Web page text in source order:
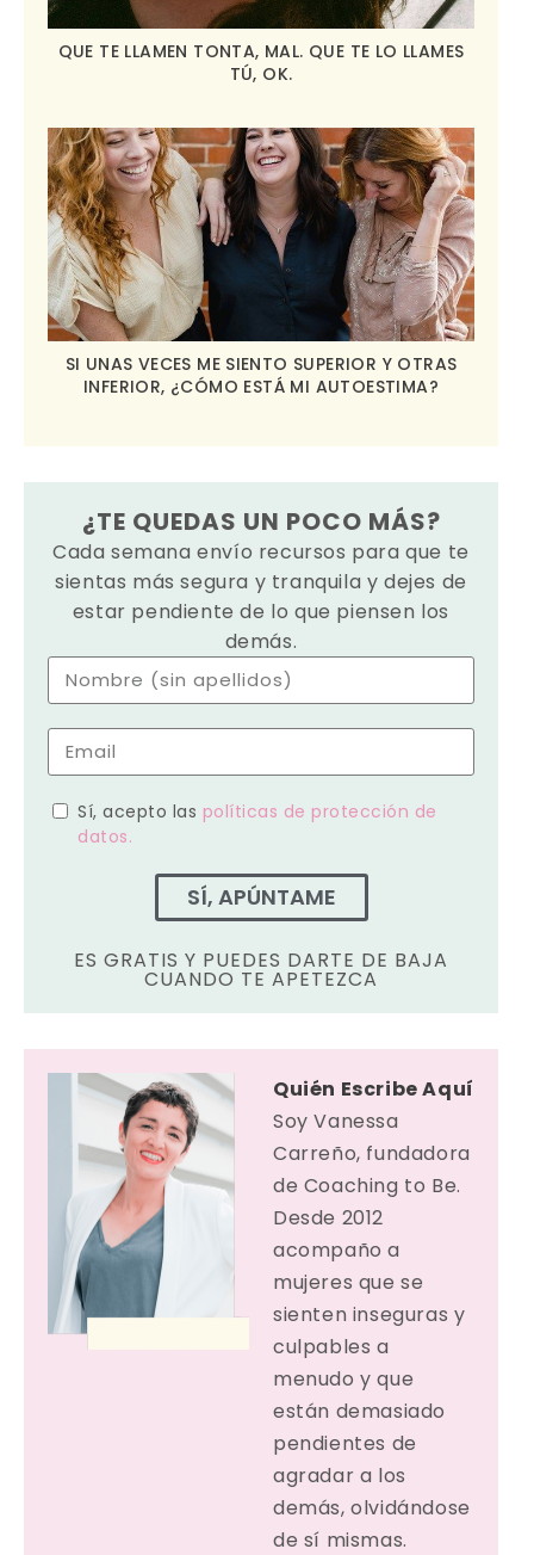
QUE TE LLAMEN TONTA, MAL. QUE TE LO LLAMES
TÚ, OK.
SI UNAS VECES ME SIENTO SUPERIOR Y OTRAS
INFERIOR, ¿CÓMO ESTÁ MI AUTOESTIMA?
¿TE QUEDAS UN POCO MÁS?
Cada semana envío recursos para que te
sientas más segura y tranquila y dejes de
estar pendiente de lo que piensen los
demás.
Sí, acepto las políticas de protección de
datos.
SÍ, APÚNTAME
ES GRATIS Y PUEDES DARTE DE BAJA
CUANDO TE APETEZCA
Quién Escribe Aquí
Soy Vanessa
Carreño, fundadora
de Coaching to Be.
Desde 2012
acompaño a
mujeres que se
sienten inseguras y
culpables a
menudo y que
están demasiado
pendientes de
agradar a los
demás, olvidándose
de sí mismas.